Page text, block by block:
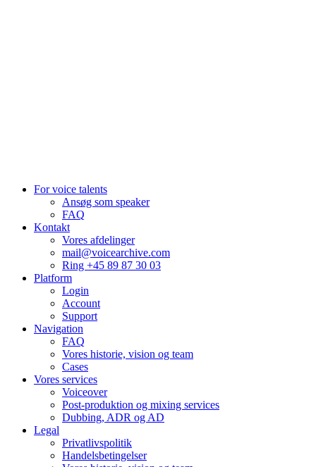
For voice talents
Ansøg som speaker
FAQ
Kontakt
Vores afdelinger
mail@voicearchive.com
Ring +45 89 87 30 03
Platform
Login
Account
Support
Navigation
FAQ
Vores historie, vision og team
Cases
Vores services
Voiceover
Post-produktion og mixing services
Dubbing, ADR og AD
Legal
Privatlivspolitik
Handelsbetingelser